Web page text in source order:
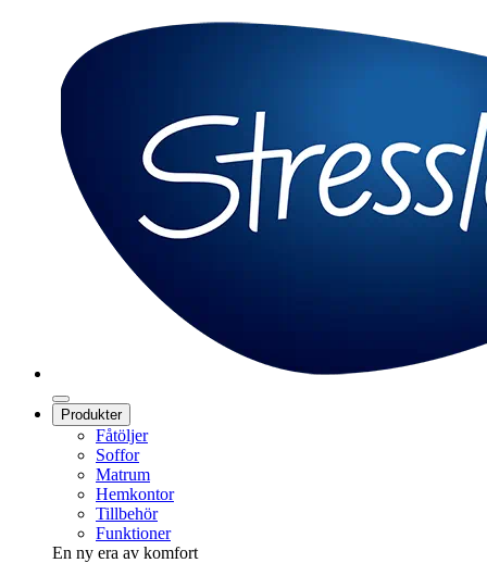
Produkter
Fåtöljer
Soffor
Matrum
Hemkontor
Tillbehör
Funktioner
En ny era av komfort